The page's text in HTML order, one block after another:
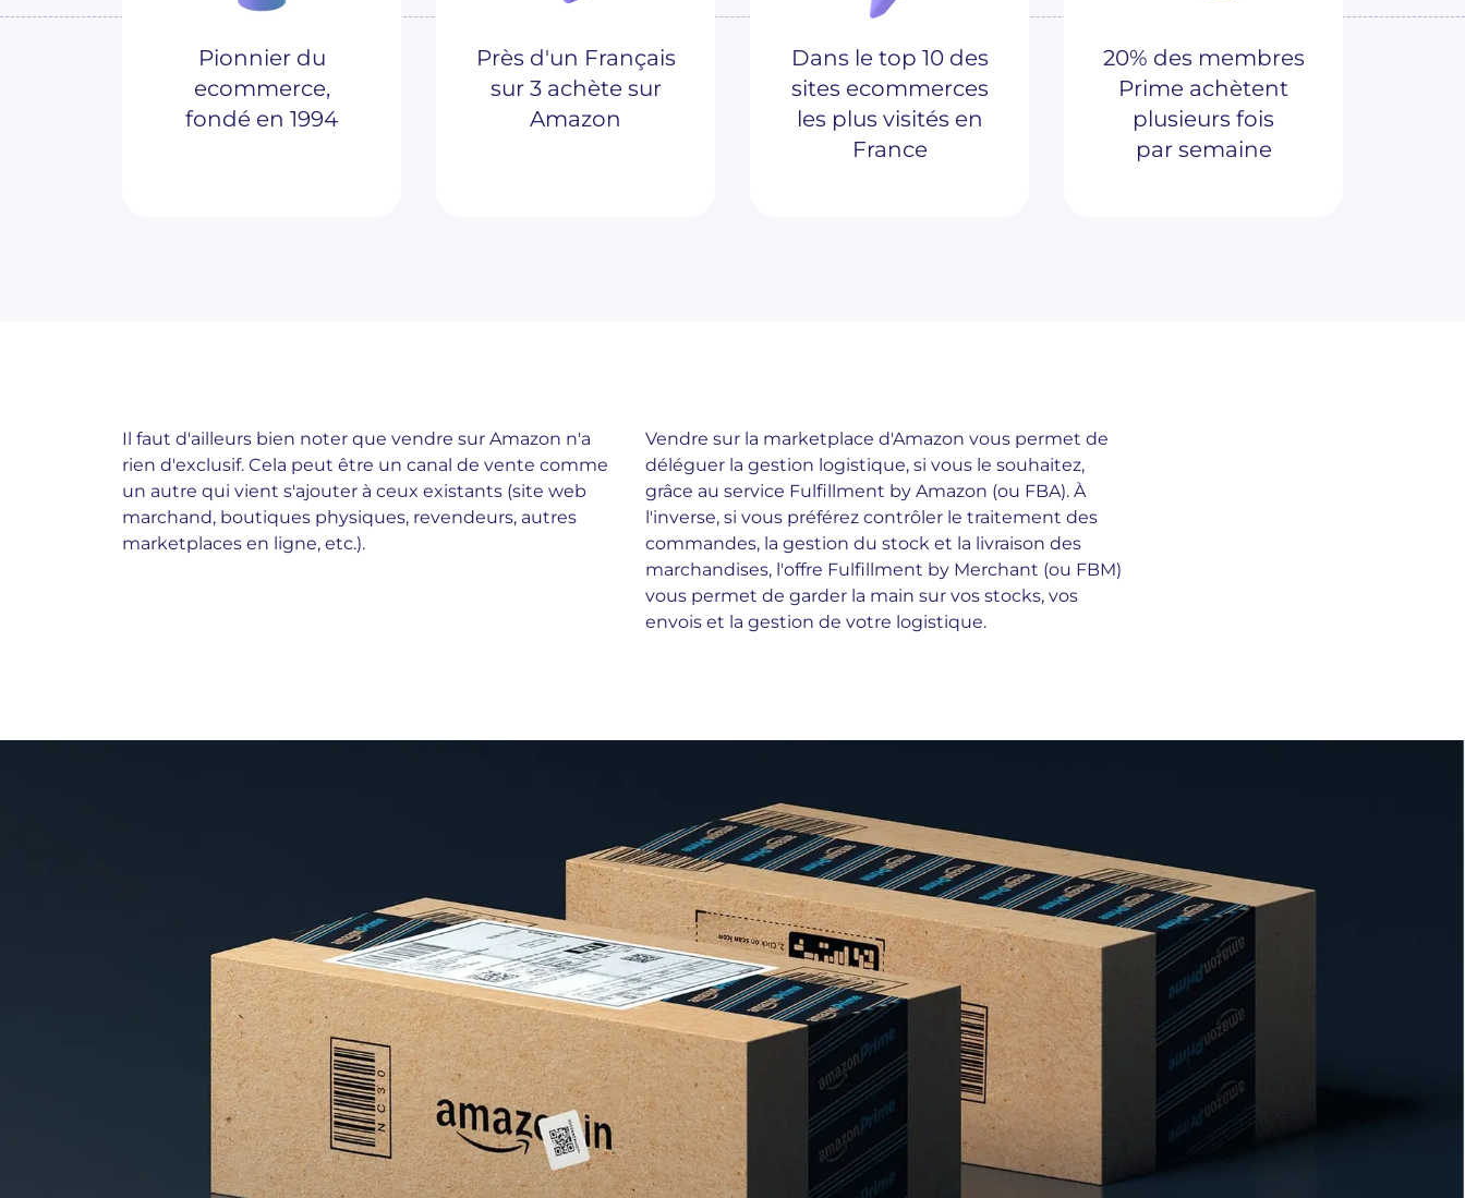
Pionnier du
ecommerce,
fondé en 1994
Près d'un Français
sur 3 achète sur
Amazon
Dans le top 10 des
sites ecommerces
les plus visités en
France
20% des membres
Prime achètent
plusieurs fois
par semaine
Il faut d'ailleurs bien noter que vendre sur Amazon n'a
rien d'exclusif. Cela peut être un canal de vente comme
un autre qui vient s'ajouter à ceux existants (site web
marchand, boutiques physiques, revendeurs, autres
marketplaces en ligne, etc.).
Vendre sur la marketplace d'Amazon vous permet de
déléguer la gestion logistique, si vous le souhaitez,
grâce au service Fulfillment by Amazon (ou FBA). À
l'inverse, si vous préférez contrôler le traitement des
commandes, la gestion du stock et la livraison des
marchandises, l'offre Fulfillment by Merchant (ou FBM)
vous permet de garder la main sur vos stocks, vos
envois et la gestion de votre logistique.